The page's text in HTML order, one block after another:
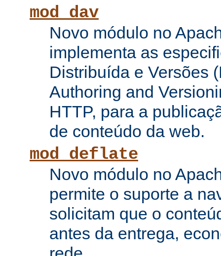
mod_dav
Novo módulo no
implementa as
Distribuída e Versões
Authoring and
HTTP, para a
de conteúdo da web.
mod_deflate
Novo módulo no
permite o suporte a
solicitam que o
antes da entrega,